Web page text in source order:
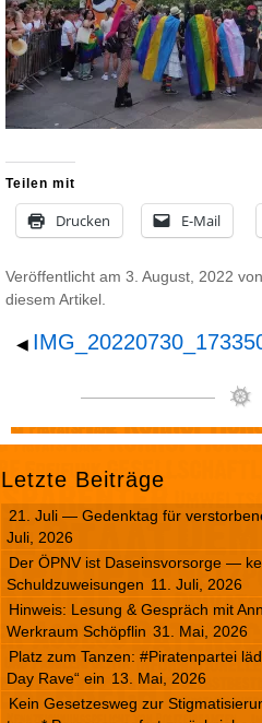
Teilen mit
Drucken E-Mail
Veröffentlicht am 3. August, 2022 von
diesem Artikel.
◀
Letzte Beiträge
21. Juli — Gedenktag für
Juli, 2026
Der ÖPNV ist Daseinsvorsorge —
Schuldzuweisungen 11. Juli, 2026
Hinweis: Lesung & Gespräch mit
Werkraum Schöpflin 31. Mai, 2026
Platz zum Tanzen: #Piratenpartei
Day Rave“ ein 13. Mai, 2026
Kein Gesetzesweg zur